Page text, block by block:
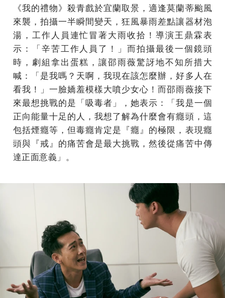
《我的禮物》殺青戲於宜蘭取景，適逢莫蘭蒂颱風
來襲，拍攝一半瞬間變天，狂風暴雨差點讓器材泡
湯，工作人員連忙冒著大雨收拾！導演王鼎霖表
示：「辛苦工作人員了！」而拍攝最後一個鏡頭
時，劇組拿出蛋糕，讓邵雨薇驚訝地不知所措大
喊：「是我嗎？天啊，我現在該怎麼辦，好多人在
看我！」一臉嬌羞模樣大噴少女心！而邵雨薇接下
來最想挑戰的是「吸毒者」，她表示：「我是一個
正向能量十足的人，我想了解為什麼會有癮頭，這
包括煙癮等，但毒癮肯定是『癮』的極限，表現癮
頭與『戒』的痛苦會是最大挑戰，然後從痛苦中傳
達正面意義」。